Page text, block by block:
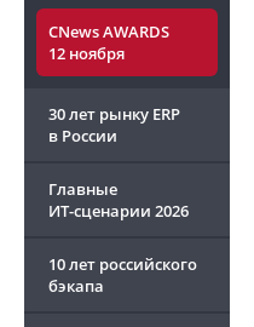
CNews AWARDS
12 ноября
30 лет рынку ERP
в России
Главные
ИТ-сценарии 2026
10 лет российского
бэкапа